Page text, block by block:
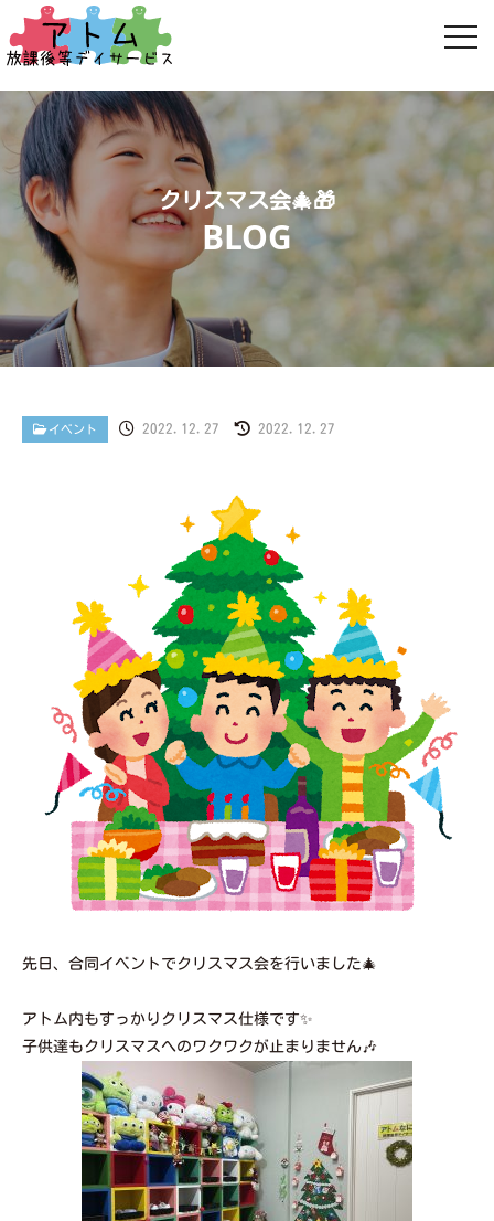
クリスマス会🎄🎁
イベント 2022.12.27 2022.12.27
先日、合同イベントでクリスマス会を行いました🎄
アトム内もすっかりクリスマス仕様です✨
子供達もクリスマスへのワクワクが止まりません🎶